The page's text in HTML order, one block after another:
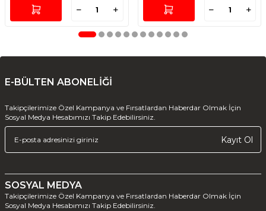
E-BÜLTEN ABONELİĞİ
Takipçilerimize Özel Kampanya ve Fırsatlardan Haberdar Olmak İçin
Sosyal Medya Hesabımızı Takip Edebilirsiniz.
Kayıt Ol
SOSYAL MEDYA
Takipçilerimize Özel Kampanya ve Fırsatlardan Haberdar Olmak İçin
Sosyal Medya Hesabımızı Takip Edebilirsiniz.